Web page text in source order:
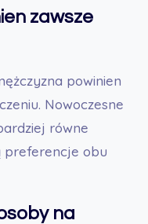
zawsze
powinien
Nowoczesne
równe
preferencje obu
na